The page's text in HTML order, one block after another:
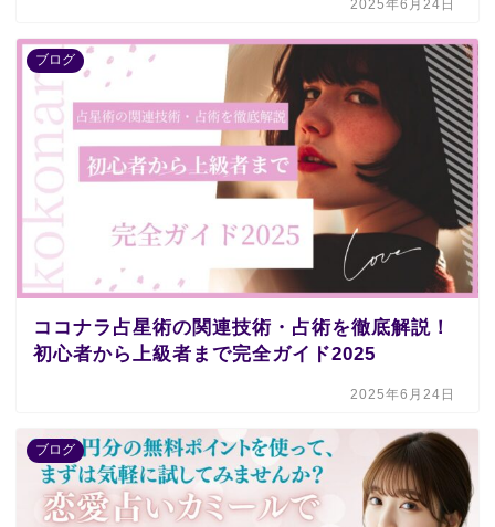
2025年6月24日
ブログ
ココナラ占星術の関連技術・占術を徹底解説！
初心者から上級者まで完全ガイド2025
2025年6月24日
ブログ